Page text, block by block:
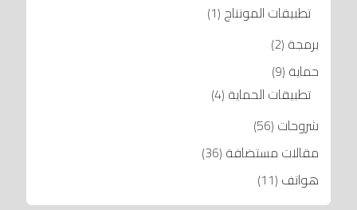
تطبيقات المونتاج (1)
برمجة (2)
حماية (9)
تطبيقات الحماية (4)
شروحات (56)
مقالات مستضافة (36)
هواتف (11)